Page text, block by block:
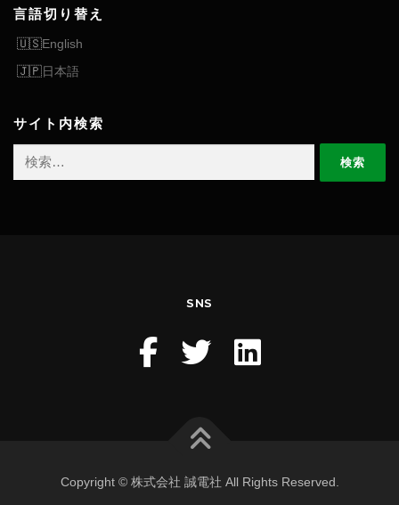
言語切り替え
English
日本語
サイト内検索
SNS
Copyright © 株式会社 誠電社 All Rights Reserved.